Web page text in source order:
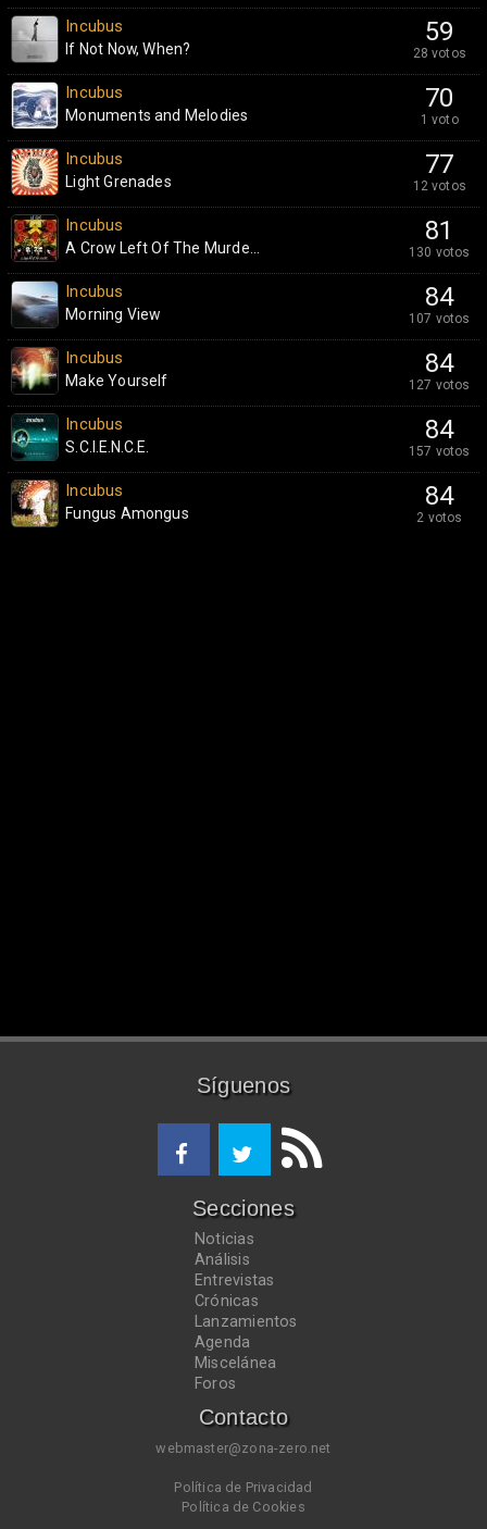
59
28 votos
Incubus
If Not Now, When?
70
1 voto
Incubus
Monuments and Melodies
77
12 votos
Incubus
Light Grenades
81
130 votos
Incubus
A Crow Left Of The Murde...
84
107 votos
Incubus
Morning View
84
127 votos
Incubus
Make Yourself
84
157 votos
Incubus
S.C.I.E.N.C.E.
84
2 votos
Incubus
Fungus Amongus
Síguenos
Secciones
Noticias
Análisis
Entrevistas
Crónicas
Lanzamientos
Agenda
Miscelánea
Foros
Contacto
webmaster@zona-zero.net
Política de Privacidad
Política de Cookies